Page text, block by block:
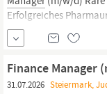
Erfolgreiches
internationales
Mitarbeiter:innen
Unternehmens.
Entwicklung die Top...
Finance Manager
31.07.2026 Steiermark,